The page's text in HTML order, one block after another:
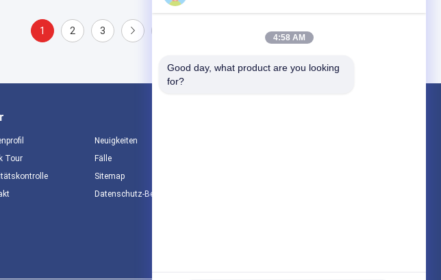
1 2 3
Tour
Neuigkeiten
Fälle
Sitemap
Datenschutz-Bestimmungen
4:58 AM
Good day, what product are you looking
for?